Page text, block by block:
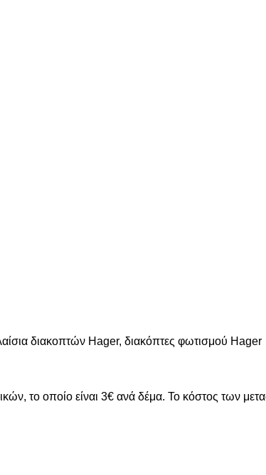
διακοπτών Hager, διακόπτες φωτισμού Hager
το οποίο είναι 3€ ανά δέμα. Το κόστος των